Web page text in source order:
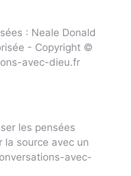
: Neale Donald
- Copyright ©
avec-dieu.fr
les pensées
la source avec un
avec-